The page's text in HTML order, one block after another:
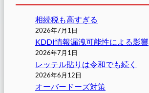
相続税も高すぎる
2026年7月1日
KDDI情報漏洩可能性による影響
2026年7月1日
レッテル貼りは令和でも続く
2026年6月12日
オーバードーズ対策